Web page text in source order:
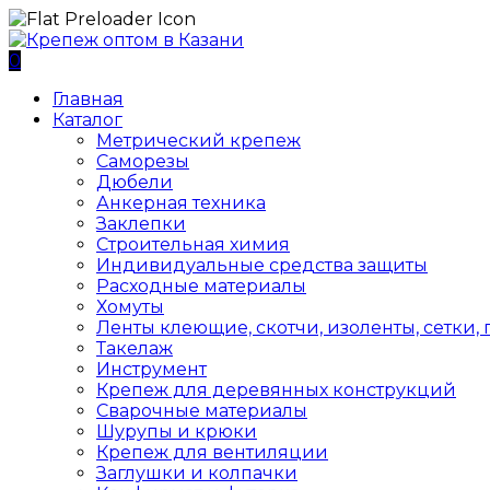
0
Главная
Каталог
Метрический крепеж
Саморезы
Дюбели
Анкерная техника
Заклепки
Строительная химия
Индивидуальные средства защиты
Расходные материалы
Хомуты
Ленты клеющие, скотчи, изоленты, сетки,
Такелаж
Инструмент
Крепеж для деревянных конструкций
Сварочные материалы
Шурупы и крюки
Крепеж для вентиляции
Заглушки и колпачки